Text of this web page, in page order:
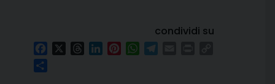
condividi su
FacebookThreadsLinkedInPinterestWhatsApp